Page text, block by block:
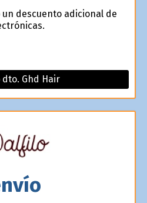
un descuento adicional de
dto. Ghd Hair